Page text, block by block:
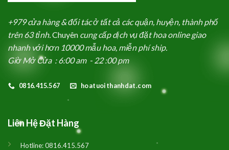
+979 cửa hàng & đối tác ở tất cả các quận, huyện, thành phố
trên 63 tỉnh.Chuyên cung cấp dịch vụ đặt hoa online giao
nhanh với hơn 10000 mẫu hoa, miễn phí ship.
Giờ Mở Cửa : 6:00 am - 22 :00 pm
0816.415.567 hoatuoithanhdat.com
Liên Hệ Đặt Hàng
Hotline:0816.415.567